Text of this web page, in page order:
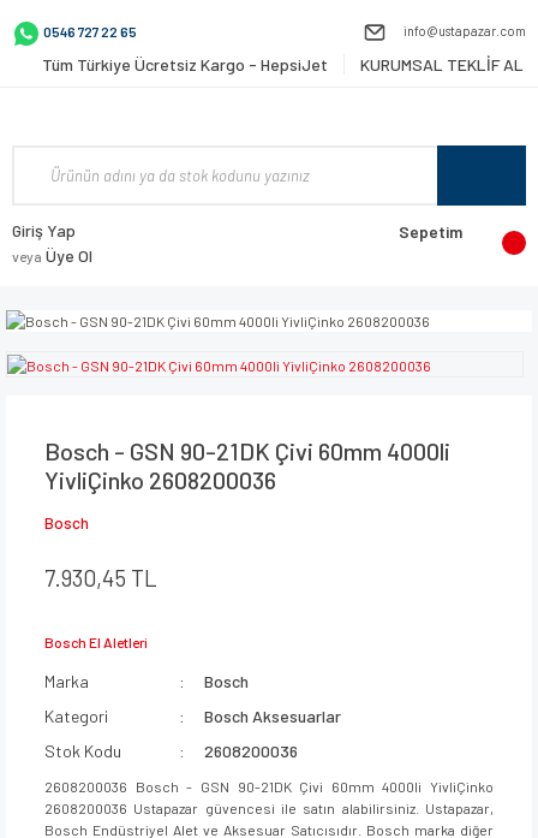
0546 727 22 65 info@ustapazar.com
Tüm Türkiye Ücretsiz Kargo - HepsiJet KURUMSAL TEKLİF AL
Giriş Yap
veya Üye Ol
Sepetim
Bosch - GSN 90-21DK Çivi 60mm 4000li
YivliÇinko 2608200036
Bosch
7.930,45 TL
Bosch El Aletleri
Marka
Bosch
Kategori
Bosch Aksesuarlar
Stok Kodu
2608200036
2608200036 Bosch - GSN 90-21DK Çivi 60mm 4000li YivliÇinko
2608200036 Ustapazar güvencesi ile satın alabilirsiniz. Ustapazar,
Bosch Endüstriyel Alet ve Aksesuar Satıcısıdır. Bosch marka diğer